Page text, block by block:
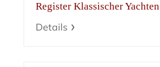
Register Klassischer Yachten
Details